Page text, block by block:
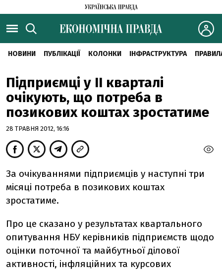
НОВИНИ ПУБЛІКАЦІЇ КОЛОНКИ ІНФРАСТРУКТУРА
Підприємці у ІІ кварталі
очікують, що потреба в
позикових коштах зростатиме
28 ТРАВНЯ 2012, 16:16
За очікуваннями підприємців у наступні три
місяці потреба в позикових коштах
зростатиме.
Про це сказано у результатах квартального
опитування НБУ керівників підприємств щодо
оцінки поточної та майбутньої ділової
активності, інфляційних та курсових